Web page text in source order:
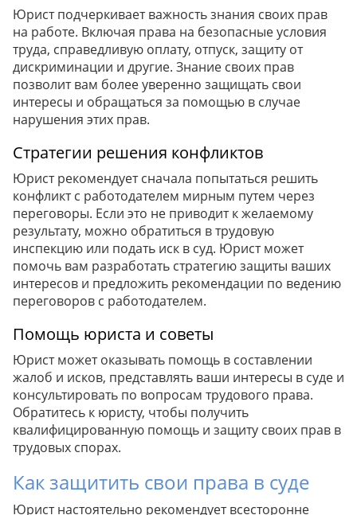
Юрист подчеркивает важность знания своих прав
на работе. Включая права на безопасные условия
труда, справедливую оплату, отпуск, защиту от
дискриминации и другие. Знание своих прав
позволит вам более уверенно защищать свои
интересы и обращаться за помощью в случае
нарушения этих прав.
Стратегии решения конфликтов
Юрист рекомендует сначала попытаться решить
конфликт с работодателем мирным путем через
переговоры. Если это не приводит к желаемому
результату, можно обратиться в трудовую
инспекцию или подать иск в суд. Юрист может
помочь вам разработать стратегию защиты ваших
интересов и предложить рекомендации по ведению
переговоров с работодателем.
Помощь юриста и советы
Юрист может оказывать помощь в составлении
жалоб и исков, представлять ваши интересы в суде и
консультировать по вопросам трудового права.
Обратитесь к юристу, чтобы получить
квалифицированную помощь и защиту своих прав в
трудовых спорах.
Как защитить свои права в суде
Юрист настоятельно рекомендует всесторонне